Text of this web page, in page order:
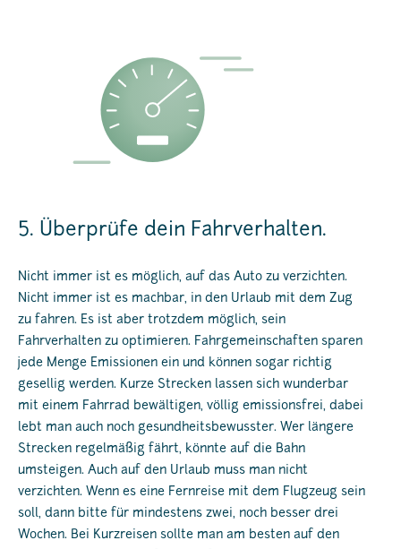
5. Überprüfe dein Fahrverhalten.
Nicht immer ist es möglich, auf das Auto zu verzichten.
Nicht immer ist es machbar, in den Urlaub mit dem Zug
zu fahren. Es ist aber trotzdem möglich, sein
Fahrverhalten zu optimieren. Fahrgemeinschaften sparen
jede Menge Emissionen ein und können sogar richtig
gesellig werden. Kurze Strecken lassen sich wunderbar
mit einem Fahrrad bewältigen, völlig emissionsfrei, dabei
lebt man auch noch gesundheitsbewusster. Wer längere
Strecken regelmäßig fährt, könnte auf die Bahn
umsteigen. Auch auf den Urlaub muss man nicht
verzichten. Wenn es eine Fernreise mit dem Flugzeug sein
soll, dann bitte für mindestens zwei, noch besser drei
Wochen. Bei Kurzreisen sollte man am besten auf den